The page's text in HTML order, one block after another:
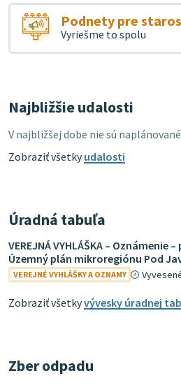
Podnety pre
Vyriešme to spolu
Najbližšie udalosti
V najbližšej dobe nie sú
Zobraziť všetkyudalosti
Úradná tabuľa
VEREJNÁ VYHLÁŠKA – Oznámenie
Územný plán mikroregiónu Pod
VEREJNÉ VYHLÁŠKY A OZNAMY
Zobraziť všetkyvývesky úradnej
Zber odpadu